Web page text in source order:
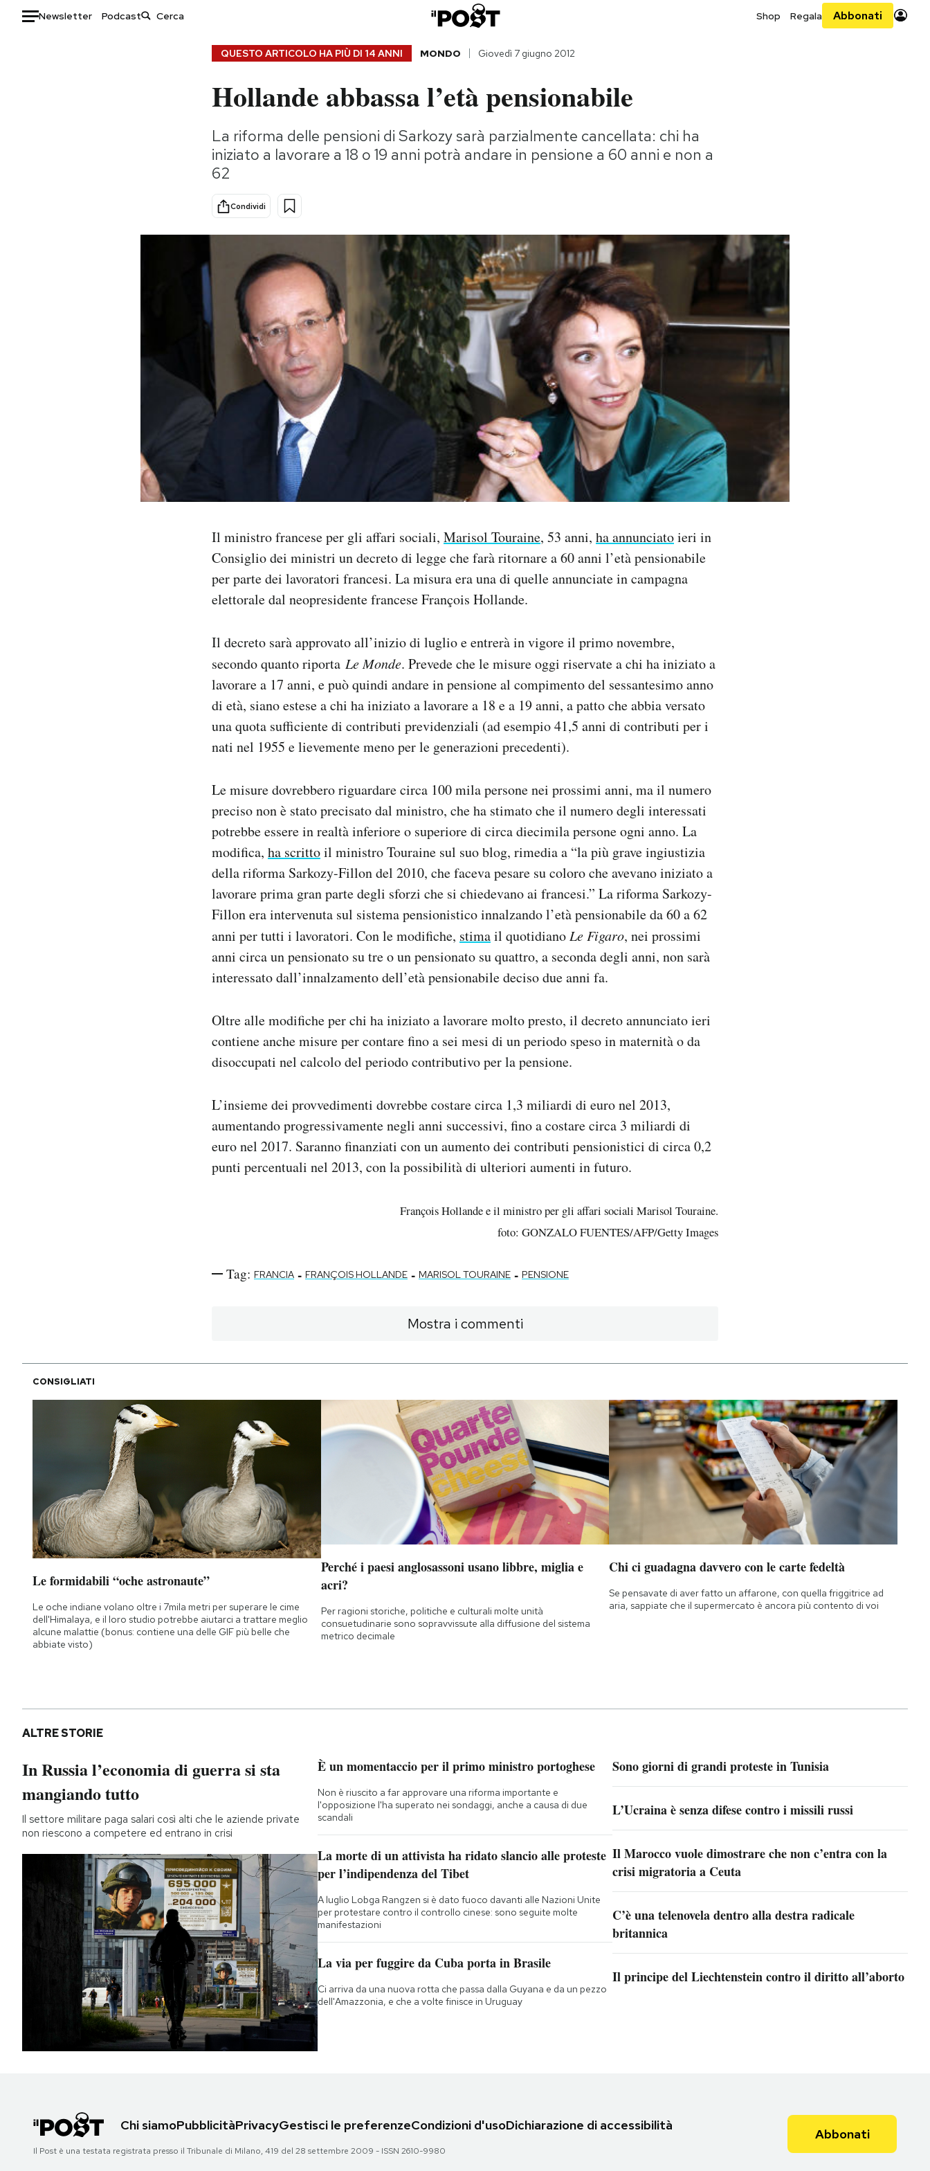
Newsletter Podcast Shop Regala Abbonati
Consumismi
Storie/Idee
Ok Boomer!
Europa
Mondiali calcio 2026
QUESTO ARTICOLO HA PIÙ DI 14 ANNI MONDO Giovedì 7 giugno 2012
Hollande abbassa l’età pensionabile
La riforma delle pensioni di Sarkozy sarà parzialmente cancellata: chi ha
iniziato a lavorare a 18 o 19 anni potrà andare in pensione a 60 anni e non a
62
Condividi
Il ministro francese per gli affari sociali, Marisol Touraine, 53 anni, ha annunciatoieri in
Consiglio dei ministri un decreto di legge che farà ritornare a 60 anni l’età pensionabile
per parte dei lavoratori francesi. La misura era una di quelle annunciate in campagna
elettorale dal neopresidente francese François Hollande.
Il decreto sarà approvato all’inizio di luglio e entrerà in vigore il primo novembre,
secondo quanto riporta Le Monde. Prevede che le misure oggi riservate a chi ha iniziato a
lavorare a 17 anni, e può quindi andare in pensione al compimento del sessantesimo anno
di età, siano estese a chi ha iniziato a lavorare a 18 e a 19 anni, a patto che abbia versato
una quota sufficiente di contributi previdenziali (ad esempio 41,5 anni di contributi per i
nati nel 1955 e lievemente meno per le generazioni precedenti).
Le misure dovrebbero riguardare circa 100 mila persone nei prossimi anni, ma il numero
preciso non è stato precisato dal ministro, che ha stimato che il numero degli interessati
potrebbe essere in realtà inferiore o superiore di circa diecimila persone ogni anno. La
modifica, ha scrittoil ministro Touraine sul suo blog, rimedia a “la più grave ingiustizia
della riforma Sarkozy-Fillon del 2010, che faceva pesare su coloro che avevano iniziato a
lavorare prima gran parte degli sforzi che si chiedevano ai francesi.” La riforma Sarkozy-
Fillon era intervenuta sul sistema pensionistico innalzando l’età pensionabile da 60 a 62
anni per tutti i lavoratori. Con le modifiche, stimail quotidianoLe Figaro, nei prossimi
anni circa un pensionato su tre o un pensionato su quattro, a seconda degli anni, non sarà
interessato dall’innalzamento dell’età pensionabile deciso due anni fa.
Oltre alle modifiche per chi ha iniziato a lavorare molto presto, il decreto annunciato ieri
contiene anche misure per contare fino a sei mesi di un periodo speso in maternità o da
disoccupati nel calcolo del periodo contributivo per la pensione.
L’insieme dei provvedimenti dovrebbe costare circa 1,3 miliardi di euro nel 2013,
aumentando progressivamente negli anni successivi, fino a costare circa 3 miliardi di
euro nel 2017. Saranno finanziati con un aumento dei contributi pensionistici di circa 0,2
punti percentuali nel 2013, con la possibilità di ulteriori aumenti in futuro.
François Hollande e il ministro per gli affari sociali Marisol Touraine.
foto: GONZALO FUENTES/AFP/Getty Images
Tag: FRANCIA - FRANÇOIS HOLLANDE - MARISOL TOURAINE - PENSIONE
Mostra i commenti
CONSIGLIATI
Le formidabili “oche astronaute”
Le oche indiane volano oltre i 7mila metri per superare le cime
dell'Himalaya, e il loro studio potrebbe aiutarci a trattare meglio
alcune malattie (bonus: contiene una delle GIF più belle che
abbiate visto)
Perché i paesi anglosassoni usano libbre, miglia e
acri?
Per ragioni storiche, politiche e culturali molte unità
consuetudinarie sono sopravvissute alla diffusione del sistema
metrico decimale
Chi ci guadagna davvero con le carte fedeltà
Se pensavate di aver fatto un affarone, con quella friggitrice ad
aria, sappiate che il supermercato è ancora più contento di voi
ALTRE STORIE
In Russia l’economia di guerra si sta
mangiando tutto
Il settore militare paga salari così alti che le aziende private
non riescono a competere ed entrano in crisi
È un momentaccio per il primo ministro portoghese
Non è riuscito a far approvare una riforma importante e
l'opposizione l'ha superato nei sondaggi, anche a causa di due
scandali
La morte di un attivista ha ridato slancio alle proteste
per l’indipendenza del Tibet
A luglio Lobga Rangzen si è dato fuoco davanti alle Nazioni Unite
per protestare contro il controllo cinese: sono seguite molte
manifestazioni
La via per fuggire da Cuba porta in Brasile
Ci arriva da una nuova rotta che passa dalla Guyana e da un pezzo
dell'Amazzonia, e che a volte finisce in Uruguay
Sono giorni di grandi proteste in Tunisia
L’Ucraina è senza difese contro i missili russi
Il Marocco vuole dimostrare che non c’entra con la
crisi migratoria a Ceuta
C’è una telenovela dentro alla destra radicale
britannica
Il principe del Liechtenstein contro il diritto all’aborto
Chi siamoPubblicitàPrivacyGestisci le preferenzeCondizioni d'usoDichiarazione di accessibilità
Il Post è una testata registrata presso il Tribunale di Milano, 419 del 28 settembre 2009 - ISSN 2610-9980
Abbonati